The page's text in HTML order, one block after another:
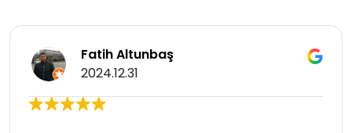
Fatih Altunbaş
2024.12.31